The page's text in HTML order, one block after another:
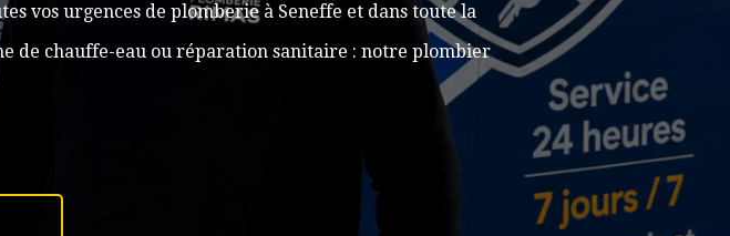
vos urgences de plomberie à Seneffe et dans toute la
de chauffe-eau ou réparation sanitaire : notre plombier